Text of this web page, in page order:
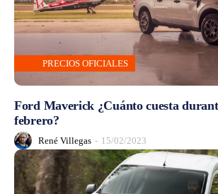
PRECIOS OFICIALES
Ford Maverick ¿Cuánto cuesta
febrero?
René Villegas - 15/02/2023